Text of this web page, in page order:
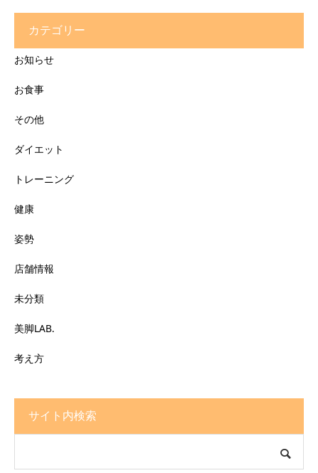
カテゴリー
お知らせ
お食事
その他
ダイエット
トレーニング
健康
姿勢
店舗情報
未分類
美脚LAB.
考え方
サイト内検索